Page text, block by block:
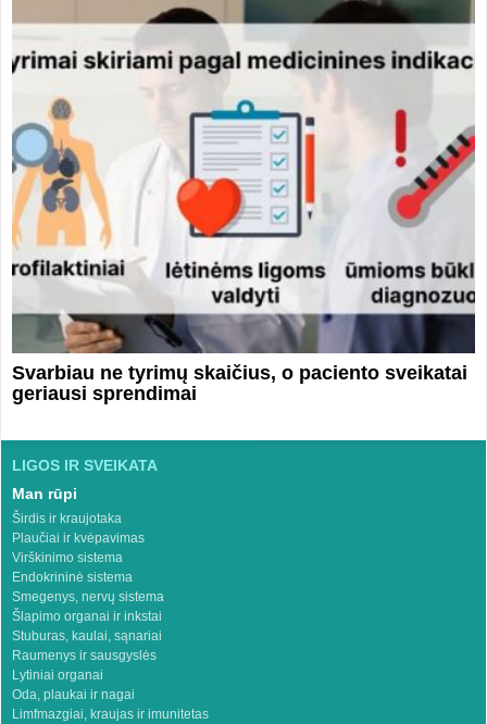
Svarbiau ne tyrimų skaičius, o paciento sveikatai
geriausi sprendimai
LIGOS IR SVEIKATA
Man rūpi
Širdis ir kraujotaka
Plaučiai ir kvėpavimas
Virškinimo sistema
Endokrininė sistema
Smegenys, nervų sistema
Šlapimo organai ir inkstai
Stuburas, kaulai, sąnariai
Raumenys ir sausgyslės
Lytiniai organai
Oda, plaukai ir nagai
Limfmazgiai, kraujas ir imunitetas